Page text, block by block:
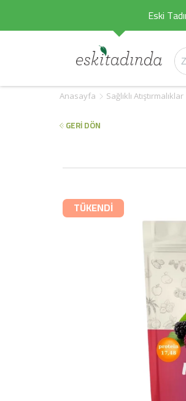
Eski
Anasayfa Sağlıklı Atıştırmalıklar
GERİ DÖN
TÜKENDİ